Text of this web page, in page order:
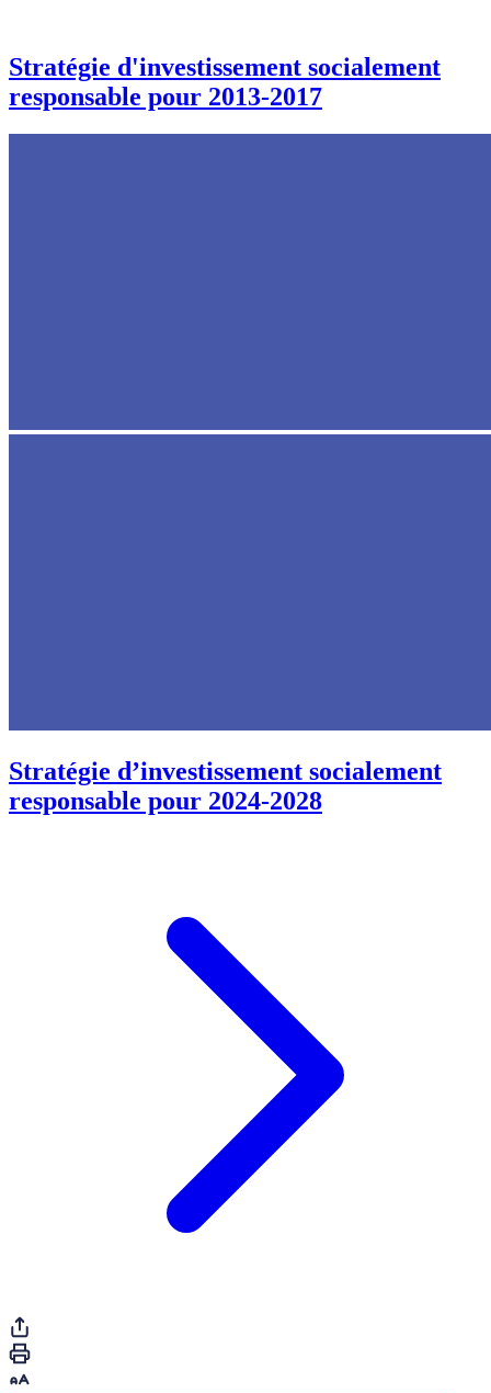
Stratégie d'investissement socialement
responsable pour 2013-2017
Stratégie d’investissement socialement
responsable pour 2024-2028